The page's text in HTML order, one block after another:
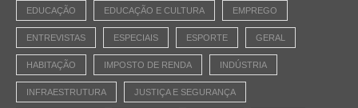
EDUCAÇÃO EDUCAÇÃO E CULTURA EMPREGO
ENTREVISTAS ESPECIAIS ESPORTE GERAL
HABITAÇÃO IMPOSTO DE RENDA INDÚSTRIA
INFRAESTRUTURA JUSTIÇA E SEGURANÇA